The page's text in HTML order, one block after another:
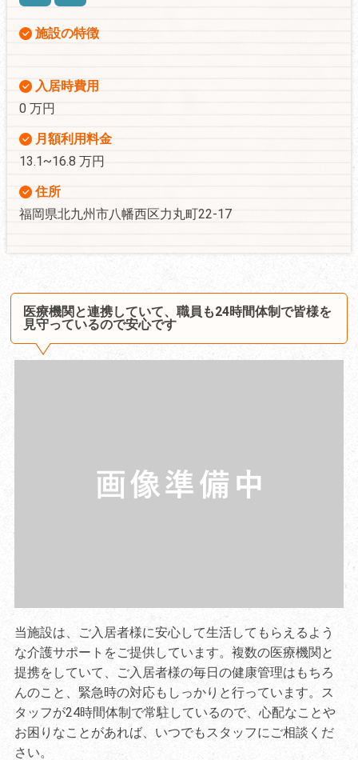
施設の特徴
入居時費用
0 万円
月額利用料金
13.1~16.8 万円
住所
福岡県北九州市八幡西区力丸町22-17
医療機関と連携していて、職員も24時間体制で皆様を
見守っているので安心です
当施設は、ご入居者様に安心して生活してもらえるよう
な介護サポートをご提供しています。複数の医療機関と
提携をしていて、ご入居者様の毎日の健康管理はもちろ
んのこと、緊急時の対応もしっかりと行っています。ス
タッフが24時間体制で常駐しているので、心配なことや
お困りなことがあれば、いつでもスタッフにご相談くだ
さい。